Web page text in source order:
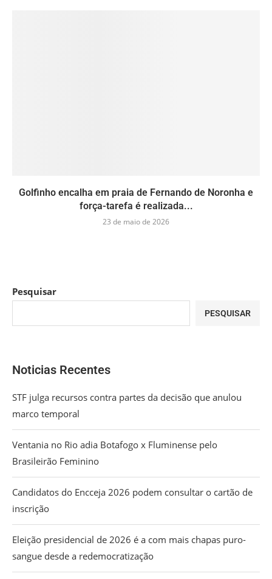
Golfinho encalha em praia de Fernando de Noronha e
força-tarefa é realizada...
23 de maio de 2026
Pesquisar
PESQUISAR
Noticias Recentes
STF julga recursos contra partes da decisão que anulou
marco temporal
Ventania no Rio adia Botafogo x Fluminense pelo
Brasileirão Feminino
Candidatos do Encceja 2026 podem consultar o cartão de
inscrição
Eleição presidencial de 2026 é a com mais chapas puro-
sangue desde a redemocratização